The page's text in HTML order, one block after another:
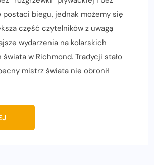
postaci biegu, jednak możemy się
część czytelników z uwagą
wydarzenia na kolarskich
w Richmond. Tradycji stało
mistrz świata nie obronił